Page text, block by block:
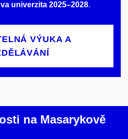
univerzita 2025–2028.
VÝUKA A
na Masarykově